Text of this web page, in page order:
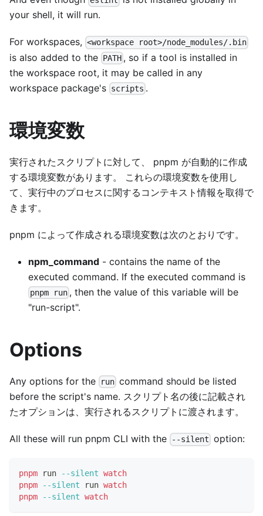
your shell, it will run.
For workspaces, <workspace root>/node_modules/.bin
is also added to the PATH , so if a tool is installed in
the workspace root, it may be called in any
workspace package's scripts .
環境変数
実行されたスクリプトに対して、 pnpm が自動的に作成
する環境変数があります。 これらの環境変数を使用し
て、実行中のプロセスに関するコンテキスト情報を取得で
きます。
pnpm によって作成される環境変数は次のとおりです。
npm_command - contains the name of the
executed command. If the executed command is
pnpm run , then the value of this variable will be
"run-script".
Options
Any options for the run command should be listed
before the script's name. スクリプト名の後に記載され
たオプションは、実行されるスクリプトに渡されます。
All these will run pnpm CLI with the --silent option:
pnpm run --silent watch
pnpm
--silent run watch
pnpm
--silent watch